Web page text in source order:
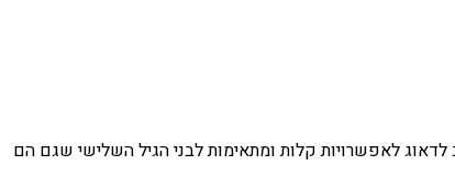
לדאוג לאפשרויות קלות ומתאימות לבני הגיל השלישי שגם הם